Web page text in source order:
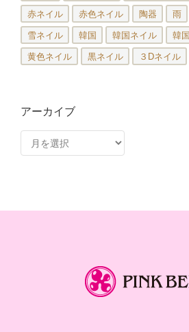
赤ネイル 赤色ネイル 陶器 雨
雪ネイル 韓国 韓国ネイル 韓
黄色ネイル 黒ネイル ３Dネイル
アーカイブ
ー